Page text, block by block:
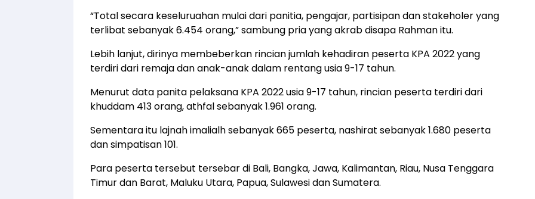
“Total secara keseluruahan mulai dari panitia, pengajar, partisipan dan stakeholer yang
terlibat sebanyak 6.454 orang,” sambung pria yang akrab disapa Rahman itu.
Lebih lanjut, dirinya membeberkan rincian jumlah kehadiran peserta KPA 2022 yang
terdiri dari remaja dan anak-anak dalam rentang usia 9-17 tahun.
Menurut data panita pelaksana KPA 2022 usia 9-17 tahun, rincian peserta terdiri dari
khuddam 413 orang, athfal sebanyak 1.961 orang.
Sementara itu lajnah imalialh sebanyak 665 peserta, nashirat sebanyak 1.680 peserta
dan simpatisan 101.
Para peserta tersebut tersebar di Bali, Bangka, Jawa, Kalimantan, Riau, Nusa Tenggara
Timur dan Barat, Maluku Utara, Papua, Sulawesi dan Sumatera.